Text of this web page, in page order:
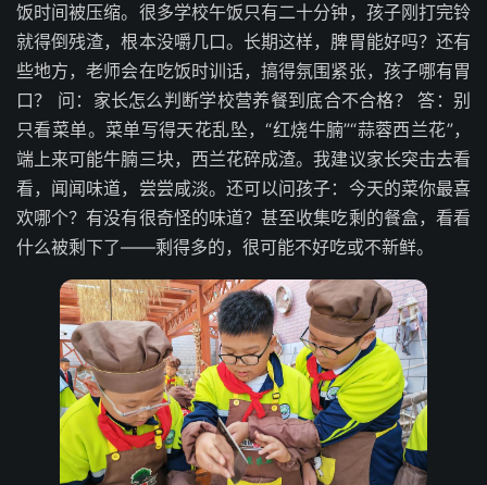
饭时间被压缩。很多学校午饭只有二十分钟，孩子刚打完铃
就得倒残渣，根本没嚼几口。长期这样，脾胃能好吗？还有
些地方，老师会在吃饭时训话，搞得氛围紧张，孩子哪有胃
口？ 问：家长怎么判断学校营养餐到底合不合格？ 答：别
只看菜单。菜单写得天花乱坠，“红烧牛腩”“蒜蓉西兰花”，
端上来可能牛腩三块，西兰花碎成渣。我建议家长突击去看
看，闻闻味道，尝尝咸淡。还可以问孩子：今天的菜你最喜
欢哪个？有没有很奇怪的味道？甚至收集吃剩的餐盒，看看
什么被剩下了——剩得多的，很可能不好吃或不新鲜。